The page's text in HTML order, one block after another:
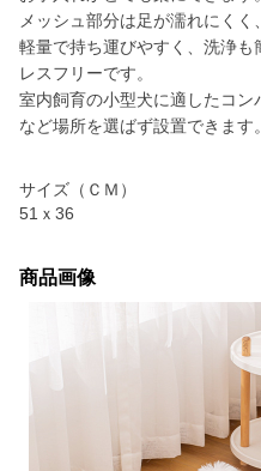
メッシュ部分は足が濡れにくく
軽量で持ち運びやすく、洗浄も
レスフリーです。
室内飼育の小型犬に適したコ
など場所を選ばず設置できます。
サイズ（ＣＭ）
51ｘ36
商品画像